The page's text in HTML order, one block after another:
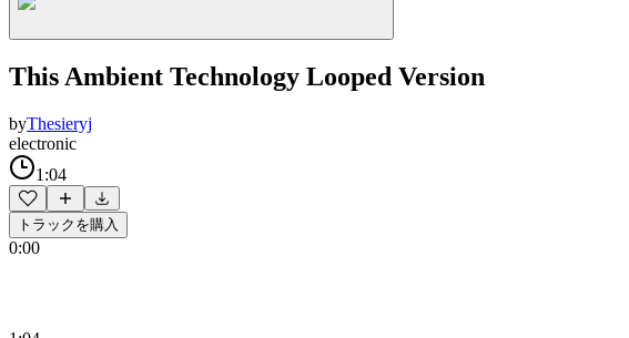
This Ambient Technology Looped Version
byThesieryj
electronic
1:04
トラックを購入
0:00